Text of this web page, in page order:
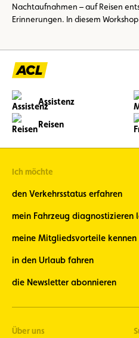
Nachtaufnahmen – auf Reisen
Erinnerungen. In diesem
Assistenz
Reisen
Ich möchte
den Verkehrsstatus erfahren
mein Fahrzeug diagnostizieren
meine Mitgliedsvorteile kennen
in den Urlaub fahren
die Newsletter abonnieren
Über uns